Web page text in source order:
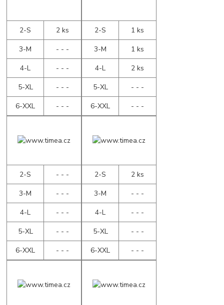
2-S
2 ks
3-M
- - -
4-L
- - -
5-XL
- - -
6-XXL
- - -
2-S
1 ks
3-M
1 ks
4-L
2 ks
5-XL
- - -
6-XXL
- - -
2-S
- - -
3-M
- - -
4-L
- - -
5-XL
- - -
6-XXL
- - -
2-S
2 ks
3-M
- - -
4-L
- - -
5-XL
- - -
6-XXL
- - -